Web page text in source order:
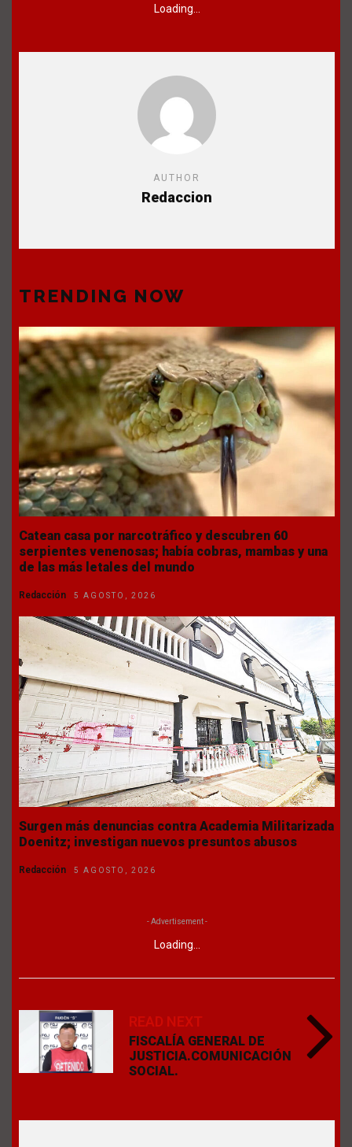
Loading...
AUTHOR
Redaccion
TRENDING NOW
Catean casa por narcotráfico y descubren 60
serpientes venenosas; había cobras, mambas y una
de las más letales del mundo
Redacción 5 AGOSTO, 2026
Surgen más denuncias contra Academia Militarizada
Doenitz; investigan nuevos presuntos abusos
Redacción 5 AGOSTO, 2026
- Advertisement -
Loading...
READ NEXT
FISCALÍA GENERAL DE
JUSTICIA.COMUNICACIÓN
SOCIAL.